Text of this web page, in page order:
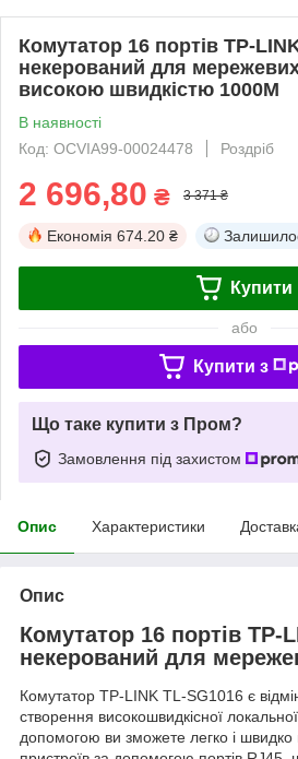
Комутатор 16 портів TP-
некерований для
високою швидкістю 1000M
В наявності
Код: OCVIA99-00024478
Роздріб
2 696,80 ₴ 3 371 ₴
Економія 674.20 ₴
Купити
або
Купити з
Що таке купити з Пром?
Замовлення під захистом
Опис Характеристики
Опис
Комутатор 16 портів TP-
некерований для
Комутатор TP-LINK TL-SG1016 є
створення високошвидкісної
допомогою ви зможете легко і швидко